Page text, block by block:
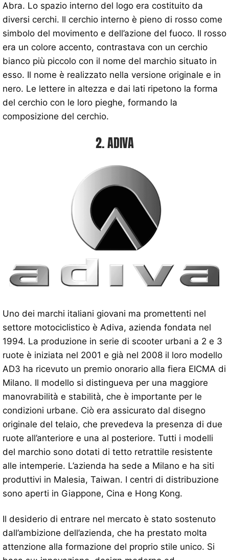
Abra. Lo spazio interno del logo era costituito da
diversi cerchi. Il cerchio interno è pieno di rosso come
simbolo del movimento e dell’azione del fuoco. Il rosso
era un colore accento, contrastava con un cerchio
bianco più piccolo con il nome del marchio situato in
esso. Il nome è realizzato nella versione originale e in
nero. Le lettere in altezza e dai lati ripetono la forma
del cerchio con le loro pieghe, formando la
composizione del cerchio.
2. ADIVA
Uno dei marchi italiani giovani ma promettenti nel
settore motociclistico è Adiva, azienda fondata nel
1994. La produzione in serie di scooter urbani a 2 e 3
ruote è iniziata nel 2001 e già nel 2008 il loro modello
AD3 ha ricevuto un premio onorario alla fiera EICMA di
Milano. Il modello si distingueva per una maggiore
manovrabilità e stabilità, che è importante per le
condizioni urbane. Ciò era assicurato dal disegno
originale del telaio, che prevedeva la presenza di due
ruote all’anteriore e una al posteriore. Tutti i modelli
del marchio sono dotati di tetto retrattile resistente
alle intemperie. L’azienda ha sede a Milano e ha siti
produttivi in ​​Malesia, Taiwan. I centri di distribuzione
sono aperti in Giappone, Cina e Hong Kong.
Il desiderio di entrare nel mercato è stato sostenuto
dall’ambizione dell’azienda, che ha prestato molta
attenzione alla formazione del proprio stile unico. Si